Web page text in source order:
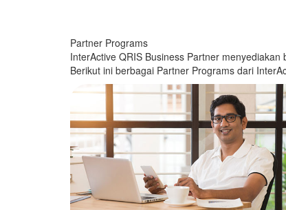
Partner Programs
InterActive QRIS Business Partner
Berikut ini berbagai Partner Programs dari